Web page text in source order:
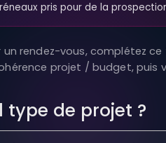
pris pour de la
un rendez-vous, complétez ce
projet / budget, puis
type de projet ?